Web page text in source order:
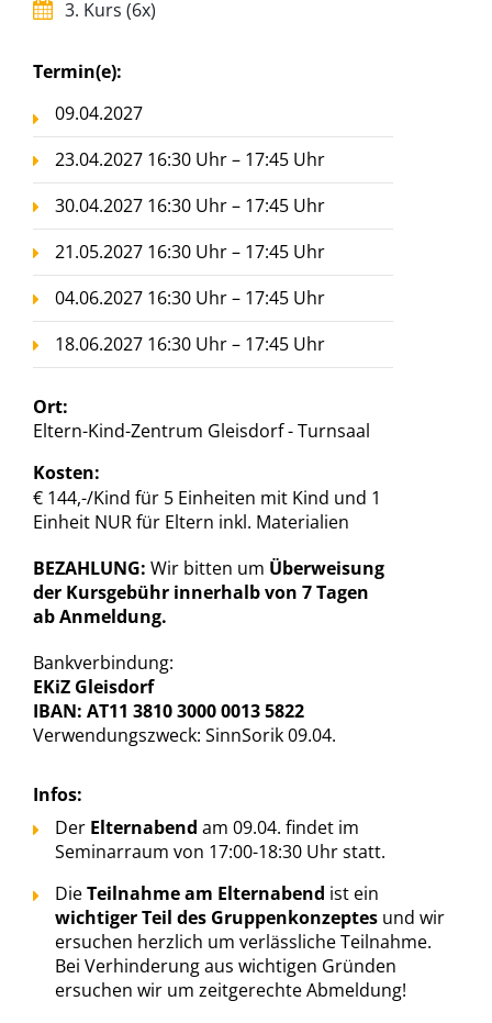
3. Kurs (6x)
Termin(e):
09.04.2027
23.04.2027 16:30 Uhr – 17:45 Uhr
30.04.2027 16:30 Uhr – 17:45 Uhr
21.05.2027 16:30 Uhr – 17:45 Uhr
04.06.2027 16:30 Uhr – 17:45 Uhr
18.06.2027 16:30 Uhr – 17:45 Uhr
Ort:
Eltern-Kind-Zentrum Gleisdorf - Turnsaal
Kosten:
€ 144,-/Kind für 5 Einheiten mit Kind und 1
Einheit NUR für Eltern inkl. Materialien
BEZAHLUNG: Wir bitten um Überweisung
der Kursgebühr innerhalb von 7 Tagen
ab Anmeldung.
Bankverbindung:
EKiZ Gleisdorf
IBAN: AT11 3810 3000 0013 5822
Verwendungszweck: SinnSorik 09.04.
Infos:
Der Elternabend am 09.04. findet im
Seminarraum von 17:00-18:30 Uhr statt.
DieTeilnahme am Elternabend ist ein
wichtiger Teil des Gruppenkonzeptes und wir
ersuchen herzlich um verlässliche Teilnahme.
Bei Verhinderung aus wichtigen Gründen
ersuchen wir um zeitgerechte Abmeldung!